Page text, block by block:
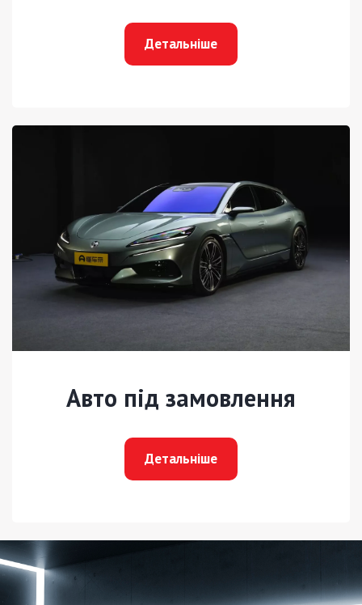
Детальніше
Авто під замовлення
Детальніше